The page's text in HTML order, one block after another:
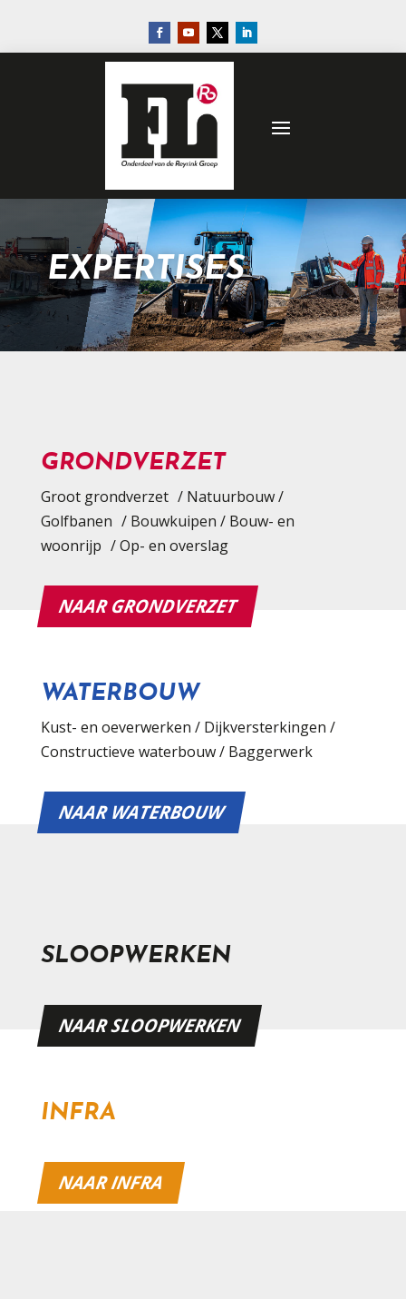
EXPERTISES
GRONDVERZET
Groot grondverzet / Natuurbouw /
Golfbanen / Bouwkuipen / Bouw- en
woonrijp / Op- en overslag
NAAR GRONDVERZET
WATERBOUW
Kust- en oeverwerken / Dijkversterkingen /
Constructieve waterbouw / Baggerwerk
NAAR WATERBOUW
SLOOPWERKEN
NAAR SLOOPWERKEN
INFRA
NAAR INFRA